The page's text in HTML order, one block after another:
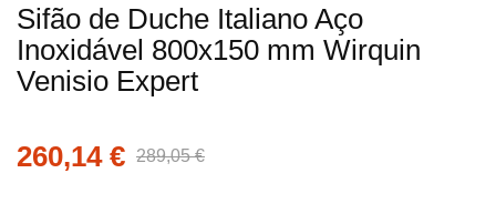
o
início
da
imagens
Sifão de Duche Italiano Aço
Inoxidável 800x150 mm Wirquin
Venisio Expert
260,14 € 289,05 €